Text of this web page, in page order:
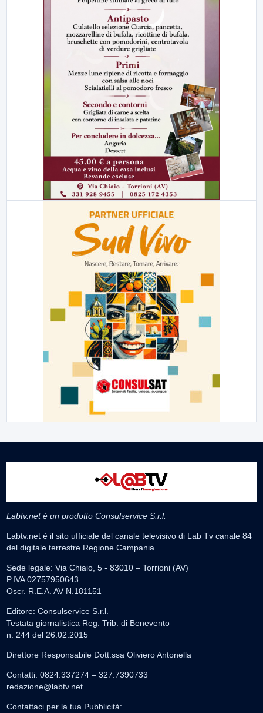
Labtv.net è un prodotto Consulservice S.r.l.
Labtv.net è il sito ufficiale del canale televisivo di Lab Tv canale 84
del digitale terrestre Regione Campania
Sede legale: Via Chiaio, 5 - 83010 – Torrioni (AV)
P.IVA 02757950643
Oscr. R.E.A. AV N.181151
Editore: Consulservice S.r.l.
Testata giornalistica Reg. Trib. di Benevento
n. 244 del 26.02.2015
Direttore Responsabile Dott.ssa Oliviero Antonella
Contatti: 0824.337274 – 327.7390733
redazione@labtv.net
Contattaci per la tua Pubblicità: